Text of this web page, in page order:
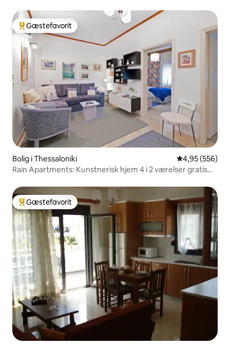
Bedste gæstefavorit
Gæstefavorit
Bolig i Thessaloniki 4,95 ud af 5 i
4,95 (556)
Rain Apartments: Kunstnerisk hjem 4 i 2 værelser gratis
Bedste gæstefavorit
Gæstefavorit